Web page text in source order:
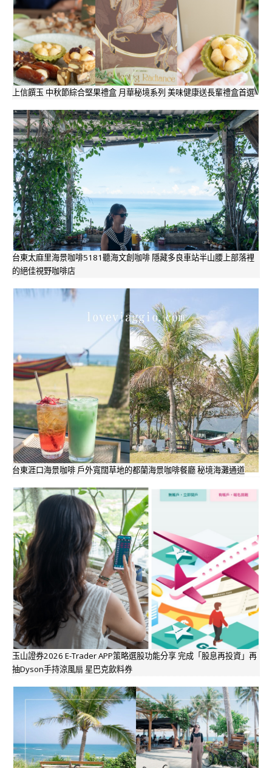
上信饌玉 中秋節綜合堅果禮盒 月華秘境系列 美味健康送長輩禮盒首選
台東太麻里海景咖啡5181聽海文創咖啡 隱藏多良車站半山腰上部落裡
的絕佳視野咖啡店
台東涯口海景咖啡 戶外寬闊草地的都蘭海景咖啡餐廳 秘境海灘通道
玉山證券2026 E-Trader APP策略選股功能分享 完成「股息再投資」再
抽Dyson手持涼風扇 星巴克飲料券